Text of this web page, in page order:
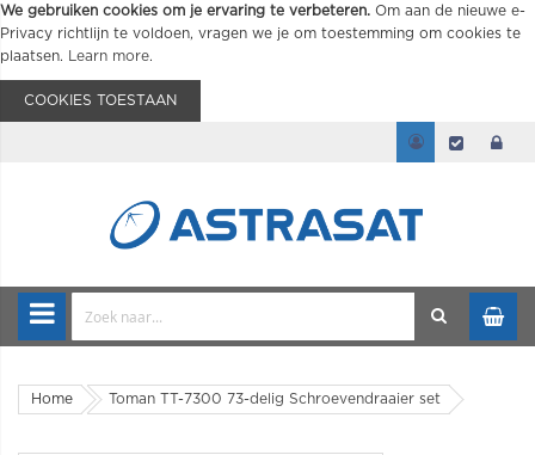
We gebruiken cookies om je ervaring te verbeteren. Om aan de nieuwe e-
Privacy richtlijn te voldoen, vragen we je om toestemming om cookies te
plaatsen.
Learn more.
COOKIES TOESTAAN
Home Toman TT-7300 73-delig Schroevendraaier set